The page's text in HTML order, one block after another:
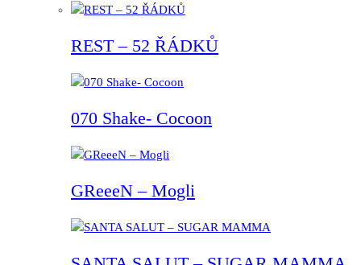
REST – 52 ŘÁDKŮ
070 Shake- Cocoon
GReeeN – Mogli